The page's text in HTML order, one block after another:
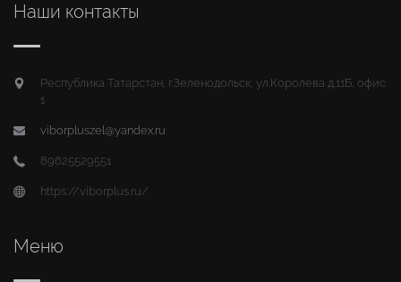
Наши контакты
Республика Татарстан, г.Зеленодольск, ул.Королева д.11Б, офис
1
viborpluszel@yandex.ru
89625529551
https://viborplus.ru/
Меню